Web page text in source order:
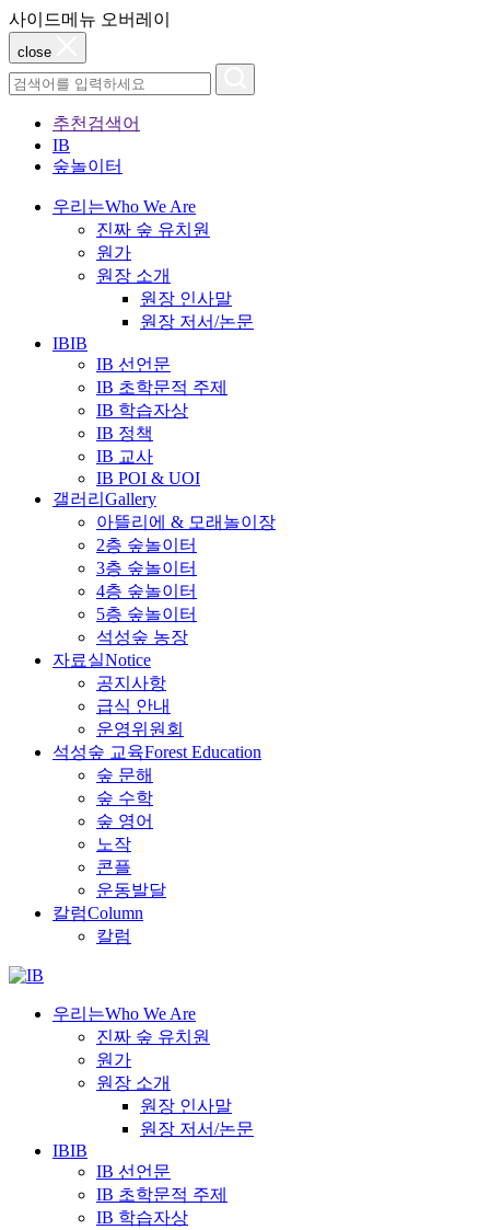
사이드메뉴 오버레이
close
추천검색어
IB
숲놀이터
우리는Who We Are
진짜 숲 유치원
원가
원장 소개
원장 인사말
원장 저서/논문
IBIB
IB 선언문
IB 초학문적 주제
IB 학습자상
IB 정책
IB 교사
IB POI & UOI
갤러리 Gallery
아뜰리에 & 모래놀이장
2층 숲놀이터
3층 숲놀이터
4층 숲놀이터
5층 숲놀이터
석성숲 농장
자료실Notice
공지사항
급식 안내
운영위원회
석성숲 교육Forest Education
숲 문해
숲 수학
숲 영어
노작
콘플
운동발달
칼럼Column
칼럼
우리는Who We Are
진짜 숲 유치원
원가
원장 소개
원장 인사말
원장 저서/논문
IBIB
IB 선언문
IB 초학문적 주제
IB 학습자상